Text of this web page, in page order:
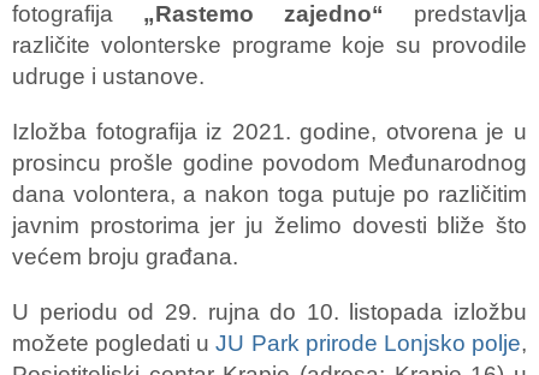
fotografija „Rastemo zajedno“ predstavlja
različite volonterske programe koje su provodile
udruge i ustanove.
Izložba fotografija iz 2021. godine, otvorena je u
prosincu prošle godine povodom Međunarodnog
dana volontera, a nakon toga putuje po različitim
javnim prostorima jer ju želimo dovesti bliže što
većem broju građana.
U periodu od 29. rujna do 10. listopada izložbu
možete pogledati u JU Park prirode Lonjsko polje,